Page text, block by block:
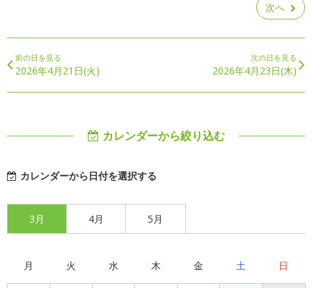
次へ
前の日を見る
2026年4月21日(火)
次の日を見る
2026年4月23日(木)
カレンダーから絞り込む
カレンダーから日付を選択する
3月 4月 5月
月 火 水 木 金 土 日